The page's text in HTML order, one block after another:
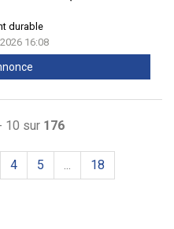
durable
16:08
10 sur 176
4 5 ...
18